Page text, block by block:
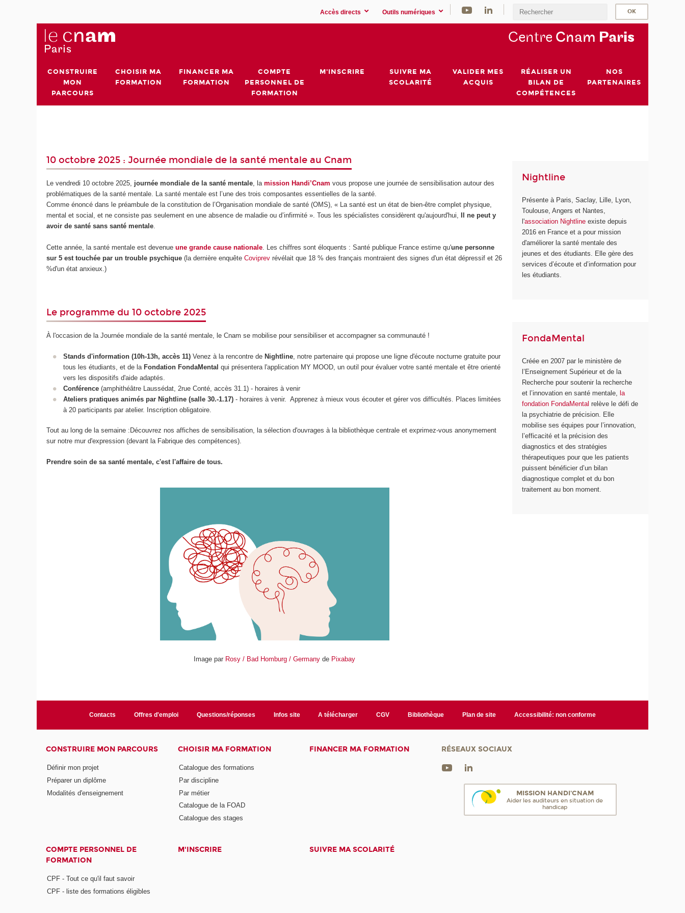
Accès directs Outils numériques
Centre Cnam Paris
CONSTRUIRE
MON
PARCOURS
CHOISIR MA
FORMATION
FINANCER MA
FORMATION
COMPTE
PERSONNEL DE
FORMATION
M'INSCRIRE
SUIVRE MA
SCOLARITÉ
VALIDER MES
ACQUIS
RÉALISER UN
BILAN DE
COMPÉTENCES
NOS
PARTENAIRES
10 octobre 2025 : Journée mondiale de la santé mentale au Cnam
Le vendredi 10 octobre 2025, journée mondiale de la santé mentale, lamission Handi’Cnam vous propose une journée de sensibilisation autour des
problématiques de la santé mentale. La santé mentale est l’une des trois composantes essentielles de la santé.
Comme énoncé dans le préambule de la constitution de l’Organisation mondiale de santé (OMS), « La santé est un état de bien-être complet physique,
mental et social, et ne consiste pas seulement en une absence de maladie ou d’infirmité ». Tous les spécialistes considèrent qu'aujourd'hui, Il ne peut y
avoir de santé sans santé mentale.
Cette année, la santé mentale est devenueune grande cause nationale. Les chiffres sont éloquents : Santé publique France estime qu'une personne
sur 5 est touchée par un trouble psychique(la dernière enquêteCoviprev révélait que 18 % des français montraient des signes d'un état dépressif et 26
%d'un état anxieux.)
Le programme du 10 octobre 2025
À l'occasion de la Journée mondiale de la santé mentale, le Cnam se mobilise pour sensibiliser et accompagner sa communauté !
Stands d'information (10h-13h, accès 11)Venez à la rencontre deNightline, notre partenaire qui propose une ligne d'écoute nocturne gratuite pour
tous les étudiants, et de la Fondation FondaMental qui présentera l'application MY MOOD, un outil pour évaluer votre santé mentale et être orienté
vers les dispositifs d'aide adaptés.
Conférence(amphithéâtre Laussédat, 2rue Conté, accès 31.1) - horaires à venir
Ateliers pratiques animés par Nightline (salle 30.-1.17) - horaires à venir. Apprenez à mieux vous écouter et gérer vos difficultés. Places limitées
à 20 participants par atelier. Inscription obligatoire.
Tout au long de la semaine :Découvrez nos affiches de sensibilisation, la sélection d'ouvrages à la bibliothèque centrale et exprimez-vous anonymement
sur notre mur d'expression (devant la Fabrique des compétences).
Prendre soin de sa santé mentale, c'est l'affaire de tous.
Image par Rosy / Bad Homburg / Germany de Pixabay
Nightline
Présente à Paris, Saclay, Lille, Lyon,
Toulouse, Angers et Nantes,
l'association Nightline existe depuis
2016 en France et a pour mission
d'améliorer la santé mentale des
jeunes et des étudiants. Elle gère des
services d’écoute et d’information pour
les étudiants.
FondaMental
Créée en 2007 par le ministère de
l’Enseignement Supérieur et de la
Recherche pour soutenir la recherche
et l’innovation en santé mentale,la
fondation FondaMental relève le défi de
la psychiatrie de précision. Elle
mobilise ses équipes pour l’innovation,
l’efficacité et la précision des
diagnostics et des stratégies
thérapeutiques pour que les patients
puissent bénéficier d’un bilan
diagnostique complet et du bon
traitement au bon moment.
Contacts Offres d'emploi Questions/réponses Infos site A télécharger CGV Bibliothèque Plan de site Accessibilité: non conforme
CONSTRUIRE MON PARCOURS
Définir mon projet
Préparer un diplôme
Modalités d'enseignement
CHOISIR MA FORMATION
Catalogue des formations
Par discipline
Par métier
Catalogue de la FOAD
Catalogue des stages
FINANCER MA FORMATION
COMPTE PERSONNEL DE
FORMATION
CPF - Tout ce qu'il faut savoir
CPF - liste des formations éligibles
M'INSCRIRE SUIVRE MA SCOLARITÉ
RÉSEAUX SOCIAUX
MISSION HANDI'CNAM
Aider les auditeurs en situation de
handicap